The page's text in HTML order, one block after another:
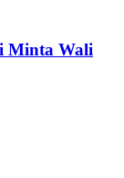
Minta Wali